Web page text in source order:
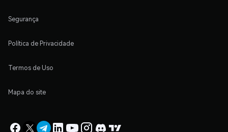
Segurança
Política de Privacidade
Termos de Uso
Mapa do site